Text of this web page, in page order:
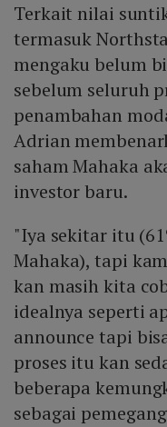
Terkait nilai
termasuk
mengaku belum
sebelum seluruh
penambahan
Adrian
saham Mahaka
investor baru.
"Iya sekitar itu
Mahaka), tapi
kan masih kita
idealnya seperti
announce tapi
proses itu kan
beberapa
sebagai